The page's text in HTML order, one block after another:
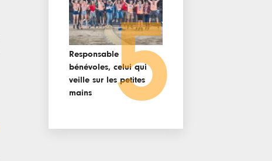
Responsable
bénévoles, celui qui
veille sur les petites
mains
5